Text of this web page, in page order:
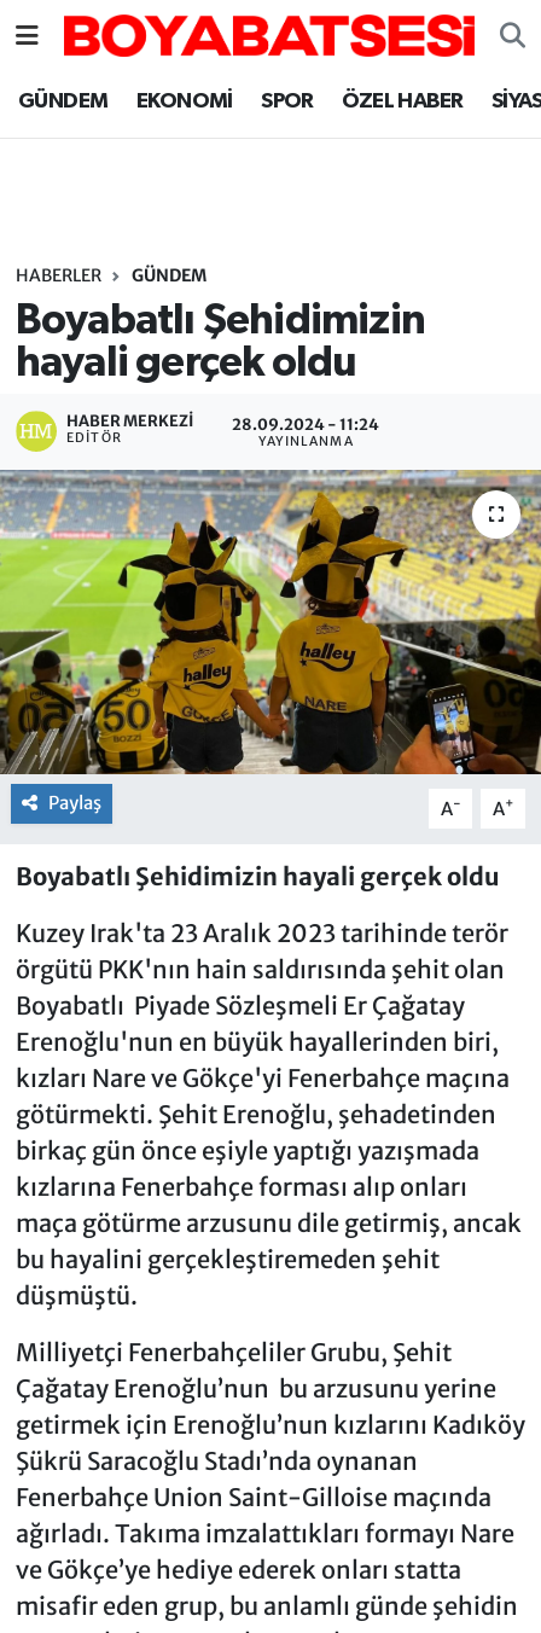
GÜNDEM EKONOMİ SPOR ÖZEL HABER
HABERLER GÜNDEM
Boyabatlı Şehidimizin
hayali gerçek oldu
HABER MERKEZI
EDITÖR
28.09.2024 - 11:24
YAYINLANMA
Paylaş A- A+
Boyabatlı Şehidimizin hayali gerçek oldu
Kuzey Irak'ta 23 Aralık 2023 tarihinde terör
örgütü PKK'nın hain saldırısında şehit olan
Boyabatlı Piyade Sözleşmeli Er Çağatay
Erenoğlu'nun en büyük hayallerinden biri,
kızları Nare ve Gökçe'yi Fenerbahçe maçına
götürmekti. Şehit Erenoğlu, şehadetinden
birkaç gün önce eşiyle yaptığı yazışmada
kızlarına Fenerbahçe forması alıp onları
maça götürme arzusunu dile getirmiş, ancak
bu hayalini gerçekleştiremeden şehit
düşmüştü.
Milliyetçi Fenerbahçeliler Grubu, Şehit
Çağatay Erenoğlu’nun bu arzusunu yerine
getirmek için Erenoğlu’nun kızlarını Kadıköy
Şükrü Saracoğlu Stadı’nda oynanan
Fenerbahçe Union Saint-Gilloise maçında
ağırladı. Takıma imzalattıkları formayı Nare
ve Gökçe’ye hediye ederek onları statta
misafir eden grup, bu anlamlı günde şehidin
Sinop Nöbetçi Eczaneler
Sinop Trafik Yoğunluk Haritası
Süper Lig Puan Durumu ve Fikstür
Haber Arşivi